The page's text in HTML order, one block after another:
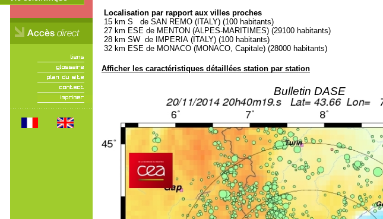
Localisation par rapport aux villes proches
15 km S de SAN REMO (ITALY) (100 habitants)
27 km ESE de MENTON (ALPES-MARITIMES) (29100 habitants)
28 km SW de IMPERIA (ITALY) (100 habitants)
32 km ESE de MONACO (MONACO, Capitale) (28000 habitants)
Afficher les caractéristiques détaillées station par station
Bulletin DASE